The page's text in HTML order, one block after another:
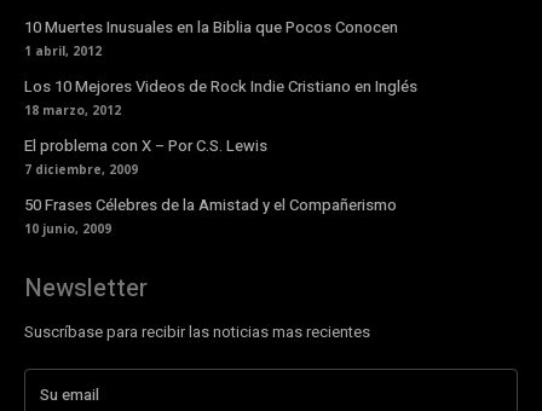
10 Muertes Inusuales en la Biblia que Pocos Conocen
1 abril, 2012
Los 10 Mejores Videos de Rock Indie Cristiano en Inglés
18 marzo, 2012
El problema con X – Por C.S. Lewis
7 diciembre, 2009
50 Frases Célebres de la Amistad y el Compañerismo
10 junio, 2009
Newsletter
Suscríbase para recibir las noticias mas recientes